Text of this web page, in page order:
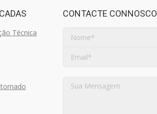
Técnica
CONTACTE CONNOSCO